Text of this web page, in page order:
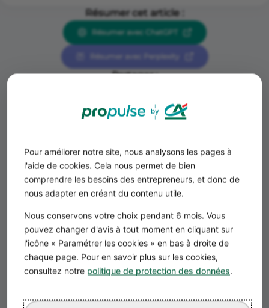
Pour améliorer notre site, nous analysons les pages à
l'aide de cookies. Cela nous permet de bien
comprendre les besoins des entrepreneurs, et donc de
nous adapter en créant du contenu utile.
Nous conservons votre choix pendant 6 mois. Vous
pouvez changer d'avis à tout moment en cliquant sur
l'icône « Paramétrer les cookies » en bas à droite de
chaque page. Pour en savoir plus sur les cookies,
consultez notre politique de protection des données.
Sources juridiques :
BOFIP : BOI-TVA-BASE-10-10-10-20120912
Cour de Justice : affaire. C-222/81, B.A.Z. Bausystem,
Résumer cet article :
Résumer avec ChatGPT
Résumer avec Perplexity
Partager :
Équipe rédactionnelle Propulse by CA
Journaliste
Le blog Propulse du Crédit Agricole rassemble
des conseils pratiques rédigés par des experts en
fiscalité, droit, finance, comptabilité et gestion